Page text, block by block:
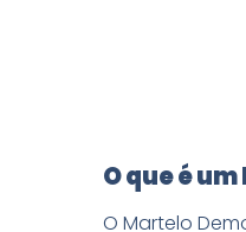
O que é
O Martelo